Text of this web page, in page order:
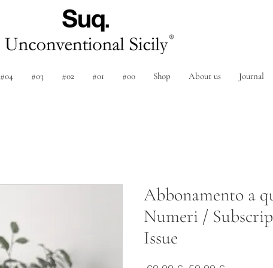
#04 #03 #02 #01 #00 Shop About us Journal
Abbonamento a
Numeri /
Issue